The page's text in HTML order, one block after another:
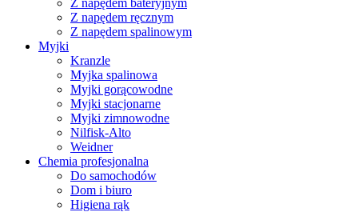
Z napędem bateryjnym
Z napędem ręcznym
Z napędem spalinowym
Myjki
Kranzle
Myjka spalinowa
Myjki gorącowodne
Myjki stacjonarne
Myjki zimnowodne
Nilfisk-Alto
Weidner
Chemia profesjonalna
Do samochodów
Dom i biuro
Higiena rąk